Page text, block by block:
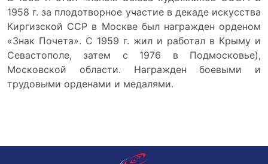
1958 г. за плодотворное участие в декаде искусства
Киргизской ССР в Москве был награжден орденом
«Знак Почета». С 1959 г. жил и работал в Крыму и
Севастополе, затем с 1976 в Подмосковье),
Московской области. Награжден боевыми и
трудовыми орденами и медалями.